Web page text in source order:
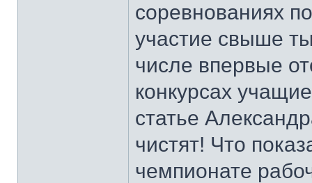
соревнованиях
участие свыше
числе впервые
конкурсах
статье
чистят! Что
чемпионате